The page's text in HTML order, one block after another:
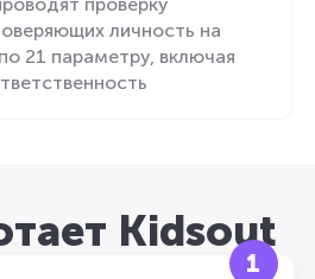
личность на
21 параметру, включая
Kidsout
1